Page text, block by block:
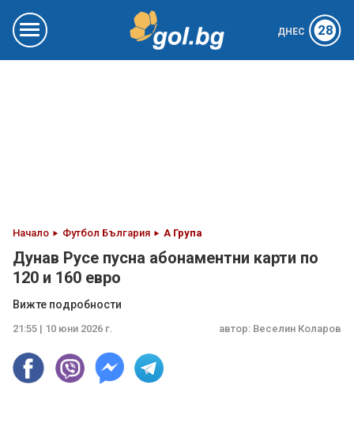
ДНЕС 28
Начало Футбол България А Група
Дунав Русе пусна абонаментни карти по
120 и 160 евро
Вижте подробности
21:55 | 10 юни 2026 г. автор: Веселин Коларов